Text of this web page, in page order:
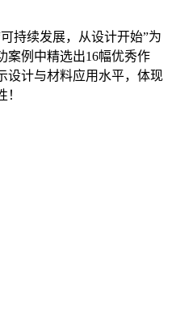
持续发展，从设计开始”为
案例中精选出16幅优秀作
设计与材料应用水平，体现